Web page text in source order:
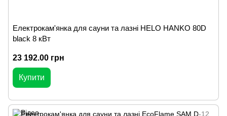
Електрокам'янка для сауни та лазні HELO HANKO 80D
black 8 кВт
23 192.00 грн
Купити